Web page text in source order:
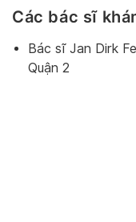
Các bác sĩ
Bác sĩ Jan Dirk
Quận 2